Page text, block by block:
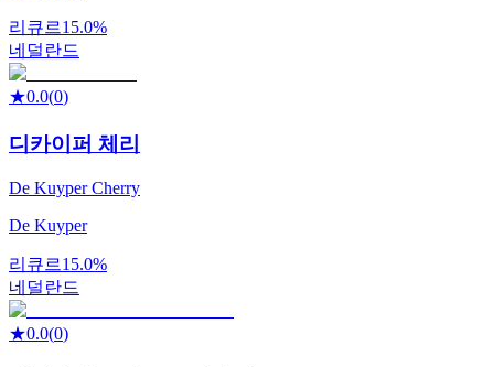
리큐르15.0%
네덜란드
★0.0(0)
디카이퍼 체리
De Kuyper Cherry
De Kuyper
리큐르15.0%
네덜란드
★0.0(0)